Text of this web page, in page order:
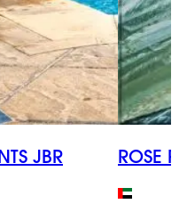
JBR ROSE